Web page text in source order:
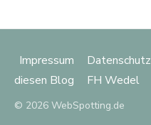
Impressum Datenschutz
diesen Blog
FH Wedel
© 2026 WebSpotting.de